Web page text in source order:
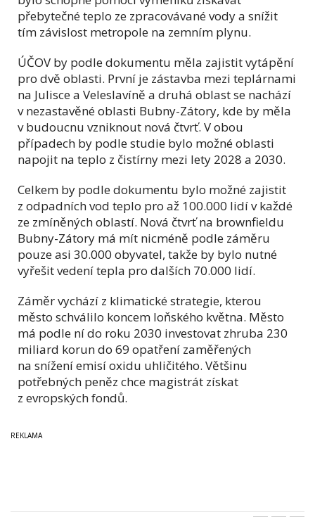
přebytečné teplo ze zpracovávané vody a snížit
tím závislost metropole na zemním plynu.
ÚČOV by podle dokumentu měla zajistit vytápění
pro dvě oblasti. První je zástavba mezi teplárnami
na Julisce a Veleslavíně a druhá oblast se nachází
v nezastavěné oblasti Bubny-Zátory, kde by měla
v budoucnu vzniknout nová čtvrť. V obou
případech by podle studie bylo možné oblasti
napojit na teplo z čistírny mezi lety 2028 a 2030.
Celkem by podle dokumentu bylo možné zajistit
z odpadních vod teplo pro až 100.000 lidí v každé
ze zmíněných oblastí. Nová čtvrť na brownfieldu
Bubny-Zátory má mít nicméně podle záměru
pouze asi 30.000 obyvatel, takže by bylo nutné
vyřešit vedení tepla pro dalších 70.000 lidí.
Záměr vychází z klimatické strategie, kterou
město schválilo koncem loňského května. Město
má podle ní do roku 2030 investovat zhruba 230
miliard korun do 69 opatření zaměřených
na snížení emisí oxidu uhličitého. Většinu
potřebných peněz chce magistrát získat
z evropských fondů.